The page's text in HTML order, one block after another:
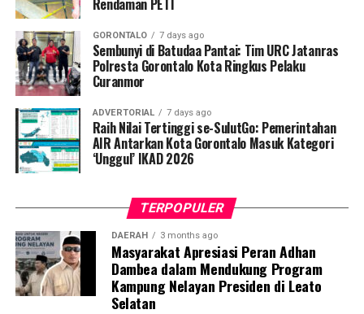
dan membangun sinergi
positif antarwarga maupun
antarinstansi,” ujar Abdul
Kadir.
Rangkaian kegiatan diisi dengan sambutan para tokoh
undangan, doa bersama, dan ramah tamah. Seluruh
peserta tampak antusias mengikuti acara yang
berlangsung hangat dan penuh suasana kekeluargaan.
Semangat gotong royong dan persaudaraan terasa kuat
di tengah kebersamaan warga Desa Bilungala dan
wilayah sekitar.
Rendaman PETI
GORONTALO 7 days ago
Sembunyi di Batudaa Pantai: Tim URC Jatanras
Polresta Gorontalo Kota Ringkus Pelaku
Curanmor
ADVERTORIAL 7 days ago
Raih Nilai Tertinggi se-SulutGo: Pemerintahan
AIR Antarkan Kota Gorontalo Masuk Kategori
‘Unggul’ IKAD 2026
TERPOPULER
DAERAH 3 months ago
Masyarakat Apresiasi Peran Adhan
Dambea dalam Mendukung Program
Kampung Nelayan Presiden di Leato
Selatan